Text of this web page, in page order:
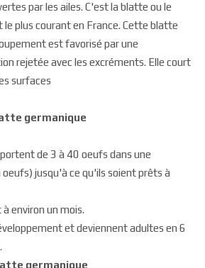
par les ailes. C'est la blatte ou le
plus courant en France. Cette blatte
est favorisé par une
rejetée avec les excréments. Elle court
surfaces
germanique
de 3 à 40 oeufs dans une
jusqu'à ce qu'ils soient prêts à
environ un mois.
et deviennent adultes en 6
germanique